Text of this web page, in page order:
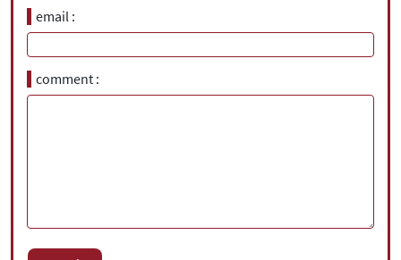
email
comment